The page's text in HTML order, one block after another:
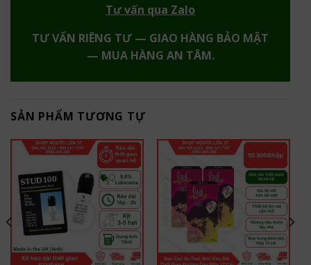
Tư vấn qua Zalo
TƯ VẤN RIÊNG TƯ — GIAO HÀNG BẢO MẬT
— MUA HÀNG AN TÂM.
SẢN PHẨM TƯƠNG TỰ